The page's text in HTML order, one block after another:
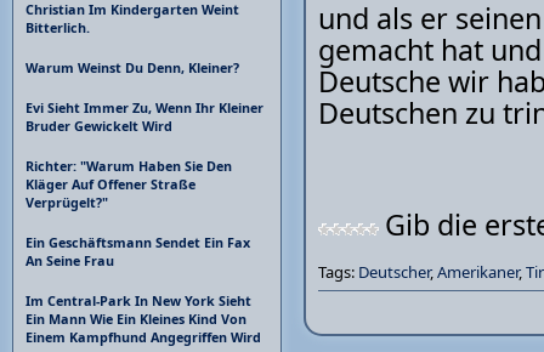
und als er
gemacht hat
Deutsche wir
Deutschen zu
Gib die
Tags: Deutscher,Amerikaner,
Christian Im Kindergarten Weint
Bitterlich.
Warum Weinst Du Denn, Kleiner?
Evi Sieht Immer Zu, Wenn Ihr Kleiner
Bruder Gewickelt Wird
Richter: "Warum Haben Sie Den
Kläger Auf Offener Straße
Verprügelt?"
Ein Geschäftsmann Sendet Ein Fax
An Seine Frau
Im Central-Park In New York Sieht
Ein Mann Wie Ein Kleines Kind Von
Einem Kampfhund Angegriffen Wird